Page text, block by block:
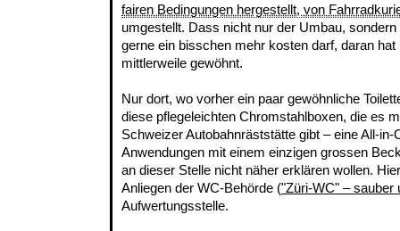
fairen Bedingungen hergestellt, von
umgestellt. Dass nicht nur der Umbau,
gerne ein bisschen mehr kosten darf, daran
mittlerweile gewöhnt.
Nur dort, wo vorher ein paar gewöhnliche
diese pflegeleichten Chromstahlboxen, die es
Schweizer Autobahnräststätte gibt – eine All-in-
Anwendungen mit einem einzigen grossen
an dieser Stelle nicht näher erklären wollen.
Anliegen der WC-Behörde ("Züri-WC" – sauber
Aufwertungsstelle.